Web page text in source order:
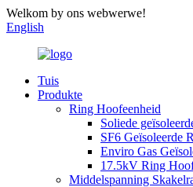
Welkom by ons webwerwe!
English
Tuis
Produkte
Ring Hoofeenheid
Soliede
SF6 Geïsoleerde
Enviro Gas
17.5kV Ring
Middelspanning